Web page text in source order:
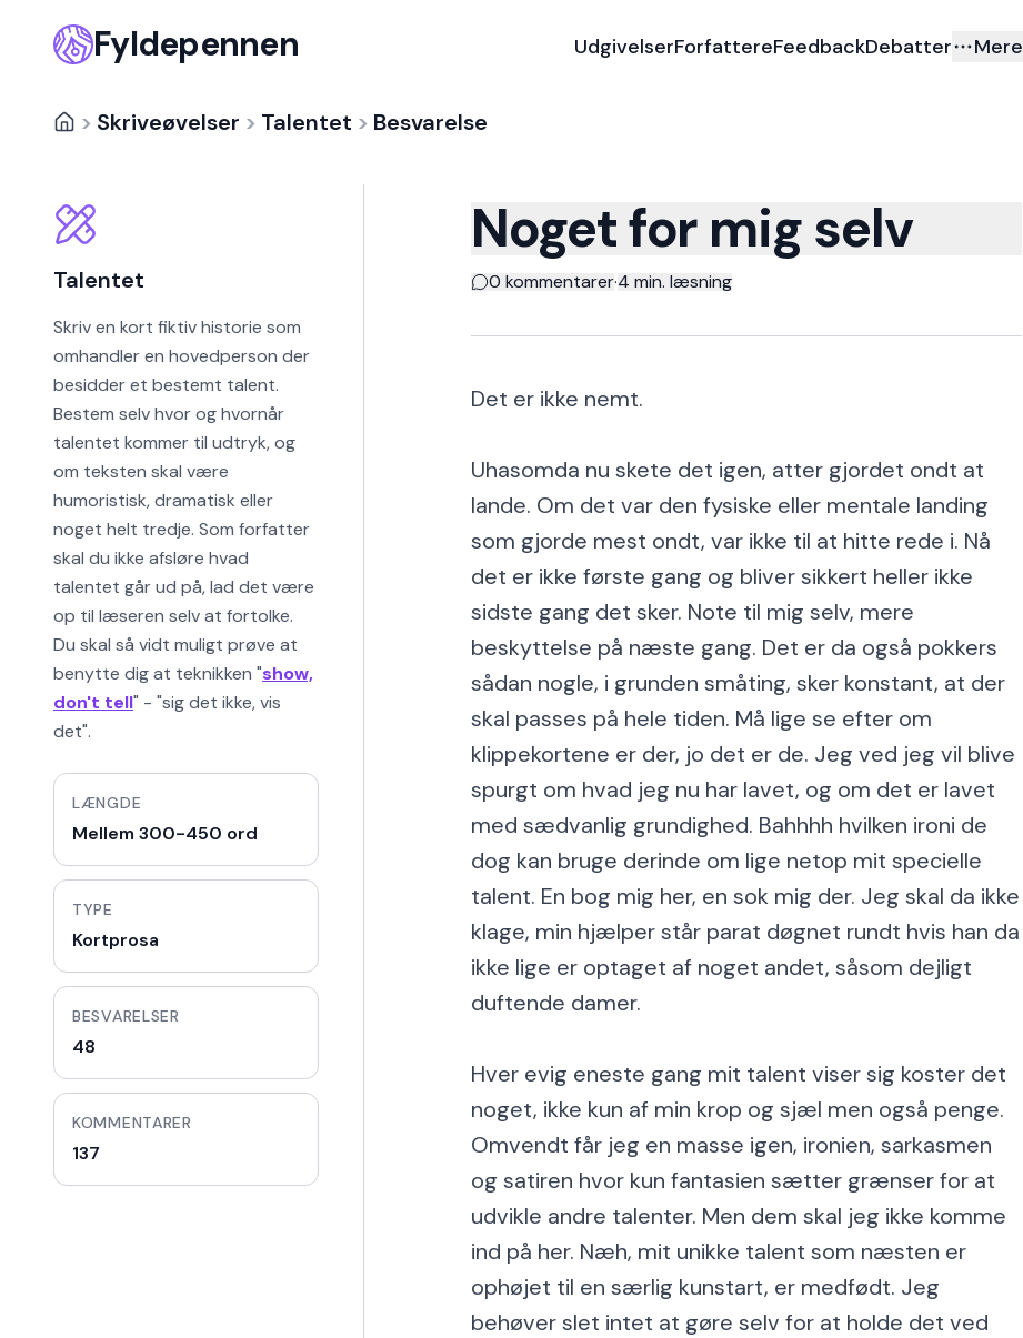
Fyldepennen UdgivelserForfattereFeedbackDebatter Mere
> Skriveøvelser > Talentet > Besvarelse
Talentet
Skriv en kort fiktiv historie som
omhandler en hovedperson der
besidder et bestemt talent.
Bestem selv hvor og hvornår
talentet kommer til udtryk, og
om teksten skal være
humoristisk, dramatisk eller
noget helt tredje. Som forfatter
skal du ikke afsløre hvad
talentet går ud på, lad det være
op til læseren selv at fortolke.
Du skal så vidt muligt prøve at
benytte dig at teknikken "show,
don't tell" - "sig det ikke, vis
det".
LÆNGDE
Mellem 300-450 ord
TYPE
Kortprosa
BESVARELSER
48
KOMMENTARER
137
Noget for mig selv
0 kommentarer·4 min. læsning
Det er ikke nemt.
Uhasomda nu skete det igen, atter gjordet ondt at
lande. Om det var den fysiske eller mentale landing
som gjorde mest ondt, var ikke til at hitte rede i. Nå
det er ikke første gang og bliver sikkert heller ikke
sidste gang det sker. Note til mig selv, mere
beskyttelse på næste gang. Det er da også pokkers
sådan nogle, i grunden småting, sker konstant, at der
skal passes på hele tiden. Må lige se efter om
klippekortene er der, jo det er de. Jeg ved jeg vil blive
spurgt om hvad jeg nu har lavet, og om det er lavet
med sædvanlig grundighed. Bahhhh hvilken ironi de
dog kan bruge derinde om lige netop mit specielle
talent. En bog mig her, en sok mig der. Jeg skal da ikke
klage, min hjælper står parat døgnet rundt hvis han da
ikke lige er optaget af noget andet, såsom dejligt
duftende damer.
Hver evig eneste gang mit talent viser sig koster det
noget, ikke kun af min krop og sjæl men også penge.
Omvendt får jeg en masse igen, ironien, sarkasmen
og satiren hvor kun fantasien sætter grænser for at
udvikle andre talenter. Men dem skal jeg ikke komme
ind på her. Næh, mit unikke talent som næsten er
ophøjet til en særlig kunstart, er medfødt. Jeg
behøver slet intet at gøre selv for at holde det ved